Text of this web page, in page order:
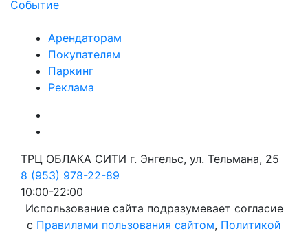
Событие
Арендаторам
Покупателям
Паркинг
Реклама
ТРЦ ОБЛАКА СИТИ г. Энгельс, ул. Тельмана, 25
8 (953) 978-22-89
10:00-22:00
Использование сайта подразумевает согласие
с Правилами пользования сайтом, Политикой